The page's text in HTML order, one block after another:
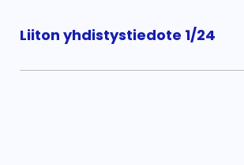
Liiton yhdistystiedote 1/24